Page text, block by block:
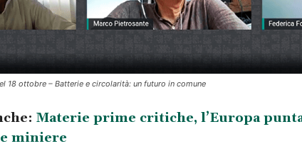
18 ottobre – Batterie e circolarità: un futuro in comune
Materie prime critiche, l’Europa
miniere